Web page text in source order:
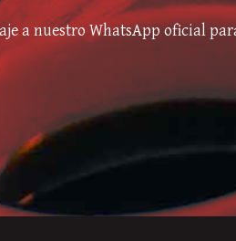
a nuestro WhatsApp oficial